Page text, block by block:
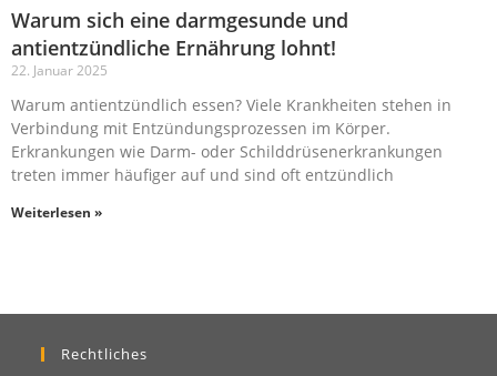
Warum sich eine darmgesunde und
antientzündliche Ernährung lohnt!
22. Januar 2025
Warum antientzündlich essen? Viele Krankheiten stehen in
Verbindung mit Entzündungsprozessen im Körper.
Erkrankungen wie Darm- oder Schilddrüsenerkrankungen
treten immer häufiger auf und sind oft entzündlich
Weiterlesen »
Rechtliches